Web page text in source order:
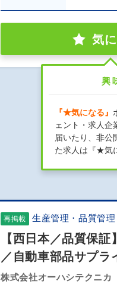
気
興
『★気になる』
ェント・求人企
届いたり、非公
た求人は『★気
再掲載 生産管理・品質管
【西日本／品質保
／自動車部品サプラ
株式会社オーハシテクニカ